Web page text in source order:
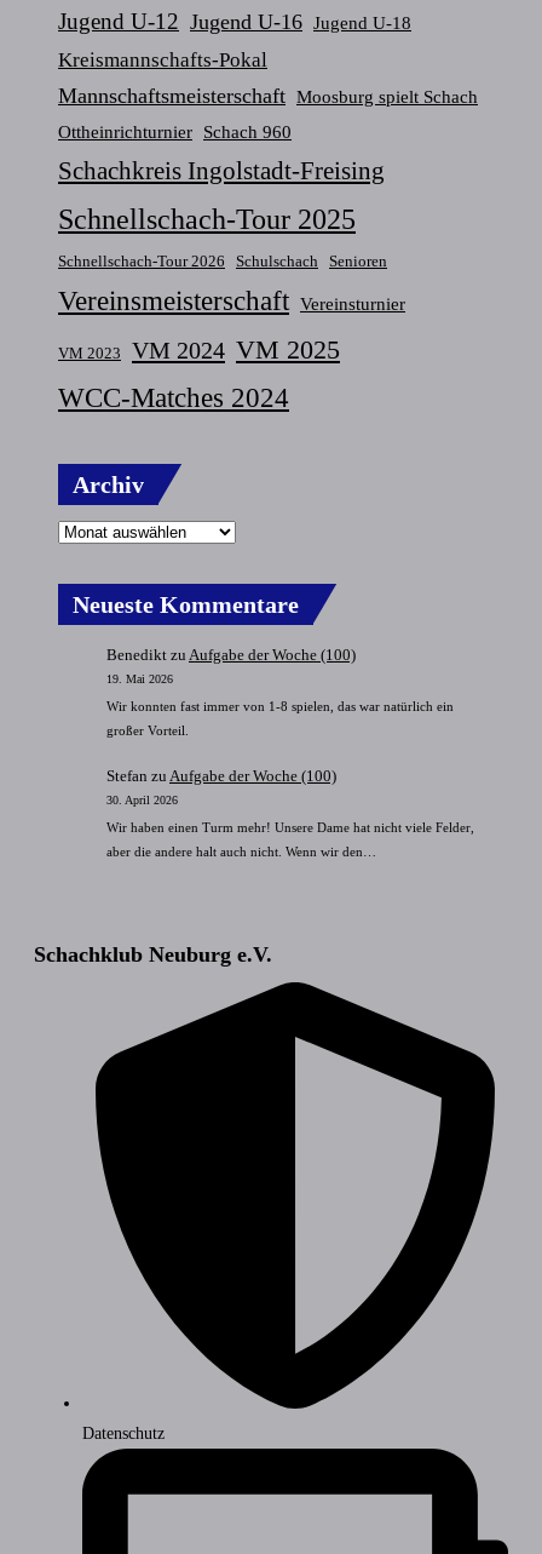
Jugend U-12 Jugend U-16 Jugend U-18
Kreismannschafts-Pokal
Mannschaftsmeisterschaft Moosburg spielt Schach
Ottheinrichturnier Schach 960
Schachkreis Ingolstadt-Freising
Schnellschach-Tour 2025
Schnellschach-Tour 2026 Schulschach Senioren
Vereinsmeisterschaft Vereinsturnier
VM 2023 VM 2024 VM 2025
WCC-Matches 2024
Archiv
Neueste Kommentare
Benedikt zu Aufgabe der Woche (100)
19. Mai 2026
Wir konnten fast immer von 1-8 spielen, das war natürlich ein
großer Vorteil.
Stefan zu Aufgabe der Woche (100)
30. April 2026
Wir haben einen Turm mehr! Unsere Dame hat nicht viele Felder,
aber die andere halt auch nicht. Wenn wir den…
Schachklub Neuburg e.V.
Datenschutz